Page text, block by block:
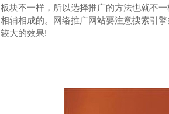
板块不一样，所以选择推广的方法也就不
相辅相成的。网络推广网站要注意搜索引
较大的效果!